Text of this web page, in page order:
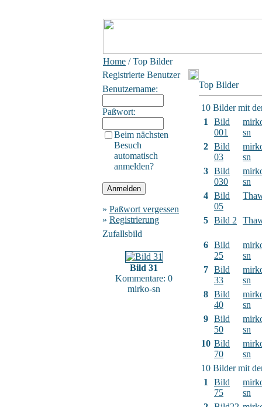
Home / Top Bilder
Registrierte Benutzer
Benutzername:
Paßwort:
Beim nächsten
Besuch
automatisch
anmelden?
» Paßwort vergessen
» Registrierung
Zufallsbild
Bild 31
Kommentare: 0
mirko-sn
Top Bilder
10 Bilder mit
1
Bild
001
sn
2 Bild
03
sn
3 Bild
030
sn
4 Bild
05
5 Bild 2
6 Bild
25
sn
7 Bild
33
sn
8 Bild
40
sn
9 Bild
50
sn
10 Bild
70
sn
10 Bilder mit
1
Bild
75
sn